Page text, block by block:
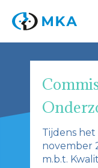
Tijdens het
november
m.b.t.